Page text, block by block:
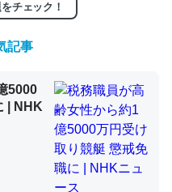
伏線」は回収されないけ
。進化すればするほど分
（１） - conceptualization
チェック！
記事
5000
| NHK